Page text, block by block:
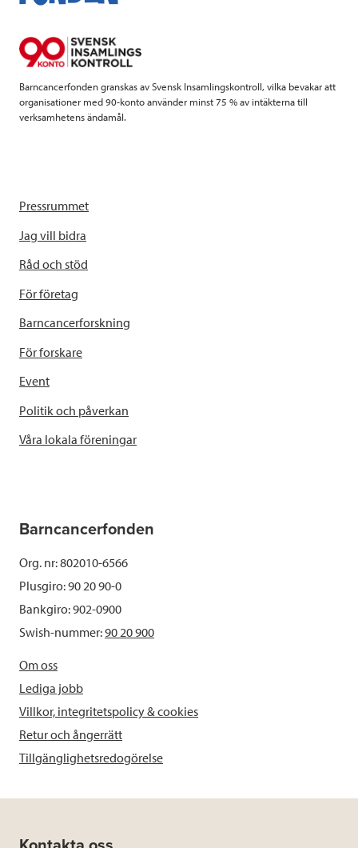
k
Barncancerfonden granskas av Svensk Insamlingskontroll, vilka bevakar att
organisationer med 90-konto använder minst 75 % av intäkterna till
verksamhetens ändamål.
Pressrummet
Jag vill bidra
Råd och stöd
För företag
Barncancerforskning
För forskare
Event
Politik och påverkan
Våra lokala föreningar
Barncancerfonden
Org. nr: 802010-6566
Plusgiro: 90 20 90-0
Bankgiro: 902-0900
Swish-nummer:90 20 900
Om oss
Lediga jobb
Villkor, integritetspolicy & cookies
Retur och ångerrätt
Tillgänglighetsredogörelse